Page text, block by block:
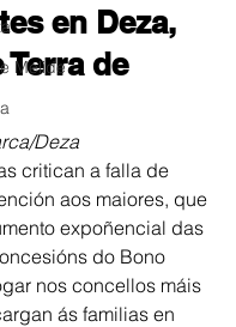
Melide
en Deza,
Terra de
Deza
critican a falla de
aos maiores, que
expoñencial das
do Bono
nos concellos máis
ás familias en